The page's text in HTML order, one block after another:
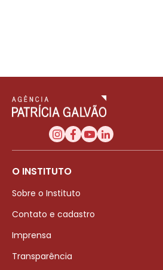
O INSTITUTO
Sobre o Instituto
Contato e cadastro
Imprensa
Transparência